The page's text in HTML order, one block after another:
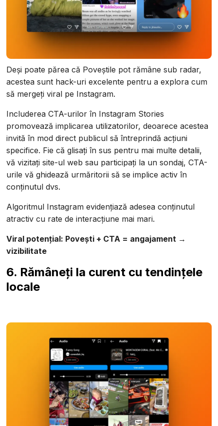
Deși poate părea că Poveștile pot rămâne sub radar,
acestea sunt hack-uri excelente pentru a explora cum
să mergeți viral pe Instagram.
Includerea CTA-urilor în Instagram Stories
promovează implicarea utilizatorilor, deoarece acestea
invită în mod direct publicul să întreprindă acțiuni
specifice. Fie că glisați în sus pentru mai multe detalii,
vă vizitați site-ul web sau participați la un sondaj, CTA-
urile vă ghidează urmăritorii să se implice activ în
conținutul dvs.
Algoritmul Instagram evidențiază adesea conținutul
atractiv cu rate de interacțiune mai mari.
Viral potențial: Povești + CTA = angajament →
vizibilitate
6. Rămâneți la curent cu tendințele
locale